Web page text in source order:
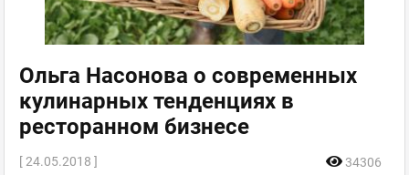
Ольга Насонова о современных
кулинарных тенденциях в
ресторанном бизнесе
[ 24.05.2018 ]
34306